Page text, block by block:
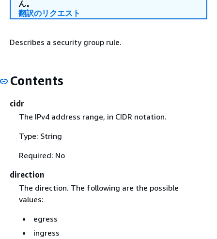
ん。
翻訳のリクエスト
Describes a security group rule.
Contents
cidr
The IPv4 address range, in CIDR notation.
Type: String
Required: No
direction
The direction. The following are the possible
values:
egress
ingress